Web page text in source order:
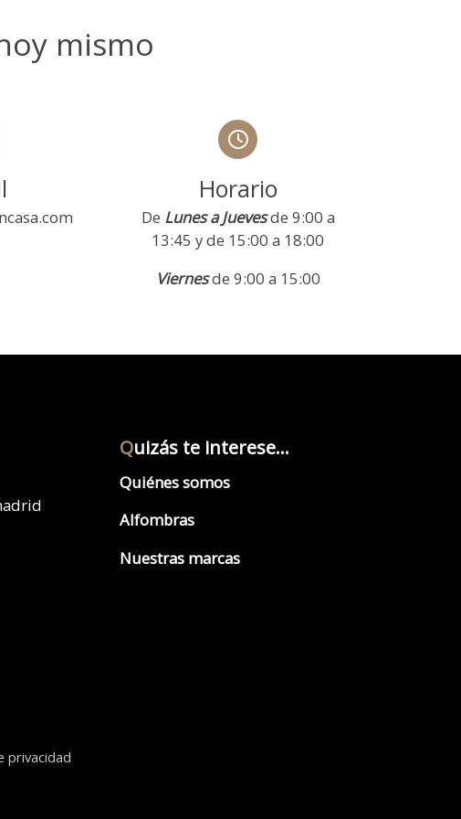
mismo
Horario
De Lunes a Juevesde 9:00 a
13:45 y de 15:00 a 18:00
Viernesde 9:00 a 15:00
Quizás te interese...
Quiénes somos
Alfombras
Nuestras marcas
privacidad